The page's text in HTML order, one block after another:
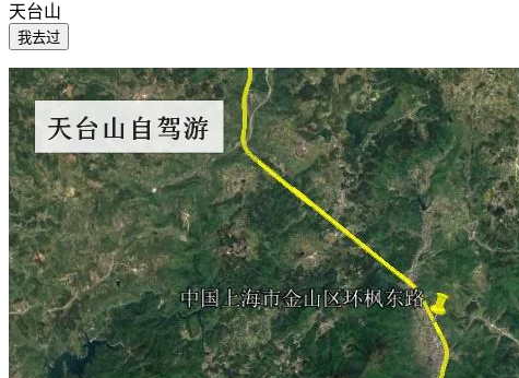
天台山
我去过